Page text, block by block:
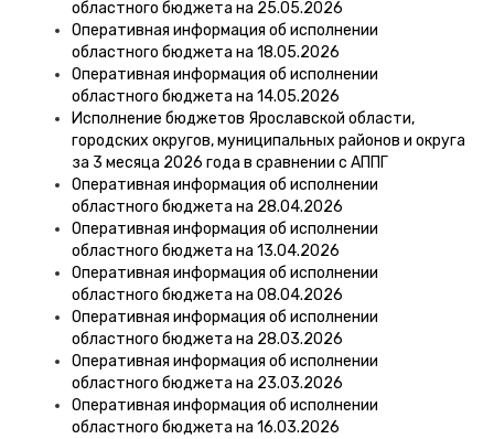
областного бюджета на 25.05.2026
Оперативная информация об исполнении
областного бюджета на 18.05.2026
Оперативная информация об исполнении
областного бюджета на 14.05.2026
Исполнение бюджетов Ярославской области,
городских округов, муниципальных районов и округа
за 3 месяца 2026 года в сравнении с АППГ
Оперативная информация об исполнении
областного бюджета на 28.04.2026
Оперативная информация об исполнении
областного бюджета на 13.04.2026
Оперативная информация об исполнении
областного бюджета на 08.04.2026
Оперативная информация об исполнении
областного бюджета на 28.03.2026
Оперативная информация об исполнении
областного бюджета на 23.03.2026
Оперативная информация об исполнении
областного бюджета на 16.03.2026